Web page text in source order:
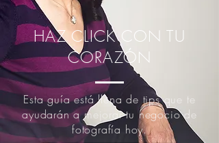
HAZ CLICK CON TU
CORAZÓN
Esta guía está llena de tips que te
ayudarán a mejorar tu negocio de
fotografía hoy.